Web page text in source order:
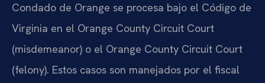
Condado de Orange se procesa bajo el Código de
Virginia en el Orange County Circuit Court
(misdemeanor) o el Orange County Circuit Court
(felony). Estos casos son manejados por el fiscal